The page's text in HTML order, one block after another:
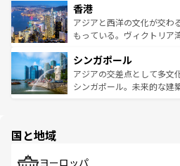
とつ。フォーやバインミー
ひ現地で味わいたい。どの
が旅行者を迎えてくれるの
参照してほしい。
の活気が交差している。北
帯で自然と触れ合い、南部
いビーチでリゾート気分を
激する。気候は一年中温暖
が待っている。親しみやす
た文化、そして多様な観光
香港
アジアと西洋の文化が交わ
もっている。ヴィクトリア
み、どこを訪れても感動す
ており、効率よく見どころ
うな絶景から文化的な体験
シンガポール
アジアの交差点として多文
シンガポール。未来的な建
で、ホーカーズは地元の風
国と地域
ヨーロッパ